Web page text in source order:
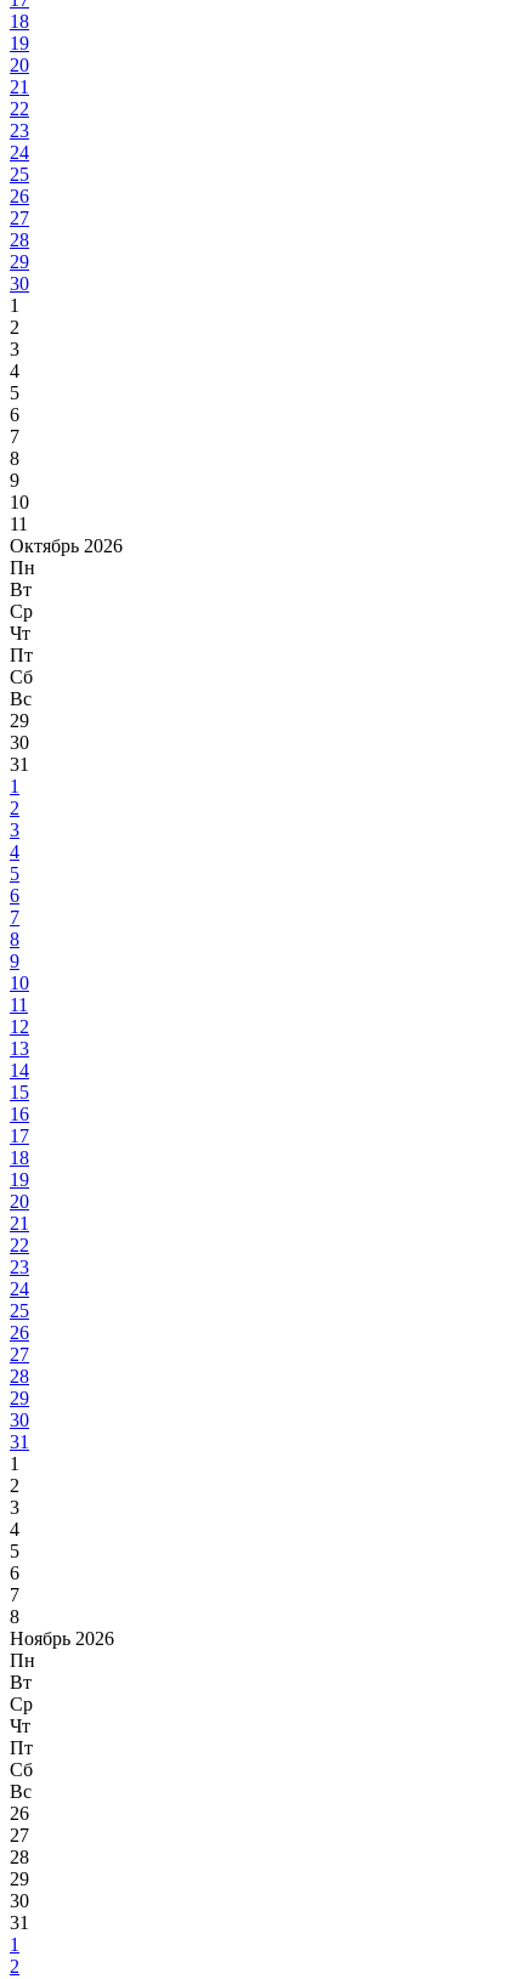
18
19
20
21
22
23
24
25
26
27
28
29
30
1
2
3
4
5
6
7
8
9
10
11
Октябрь 2026
Пн
Вт
Ср
Чт
Пт
Сб
Вс
29
30
31
1
2
3
4
5
6
7
8
9
10
11
12
13
14
15
16
17
18
19
20
21
22
23
24
25
26
27
28
29
30
31
1
2
3
4
5
6
7
8
Ноябрь 2026
Пн
Вт
Ср
Чт
Пт
Сб
Вс
26
27
28
29
30
31
1
2